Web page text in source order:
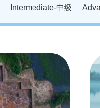
Intermediate-中级